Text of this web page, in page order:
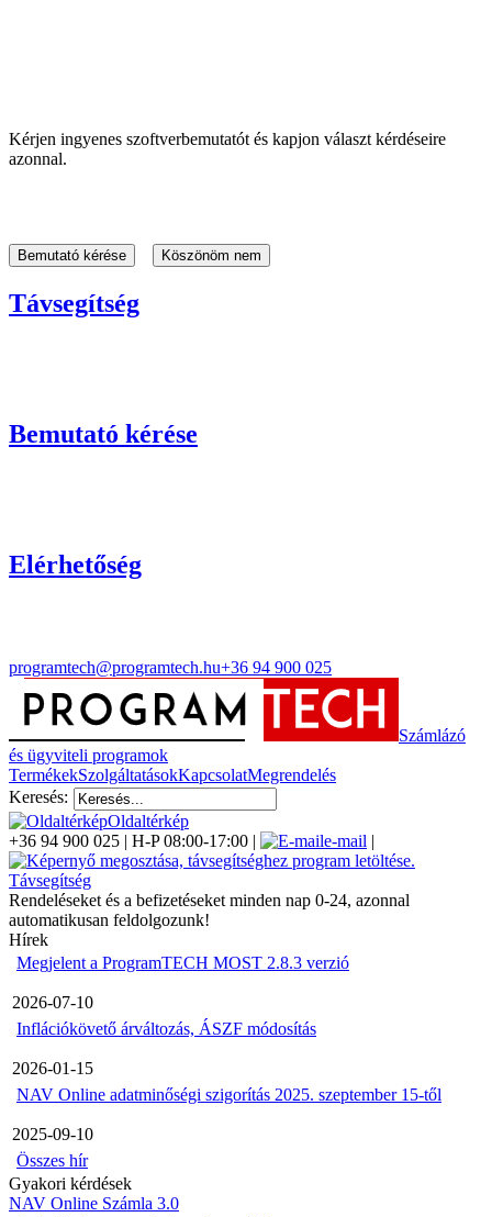
Kérjen ingyenes szoftverbemutatót és kapjon választ kérdéseire
azonnal.
Bemutató kérése Köszönöm nem
Távsegítség
Bemutató kérése
Elérhetőség
programtech@programtech.hu+36 94 900 025
Számlázó
és ügyviteli programok
TermékekSzolgáltatásokKapcsolatMegrendelés
Keresés:
Oldaltérkép
+36 94 900 025 | H-P 08:00-17:00 |
e-mail |
Távsegítség
Rendeléseket és a befizetéseket minden nap 0-24, azonnal
automatikusan feldolgozunk!
Hírek
Megjelent a ProgramTECH MOST 2.8.3 verzió
2026-07-10
Inflációkövető árváltozás, ÁSZF módosítás
2026-01-15
NAV Online adatminőségi szigorítás 2025. szeptember 15-től
2025-09-10
Összes hír
Gyakori kérdések
NAV Online Számla 3.0